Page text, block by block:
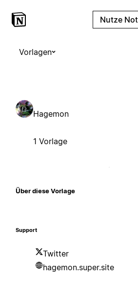
Nutze
Vorlagen
Hagemon
1 Vorlage
Über diese Vorlage
Support
Twitter
hagemon.super.site